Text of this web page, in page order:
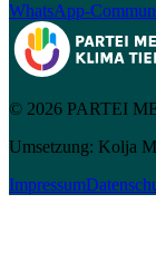
WhatsApp-
© 2026 PARTEI
Umsetzung: Kolja
Impressum